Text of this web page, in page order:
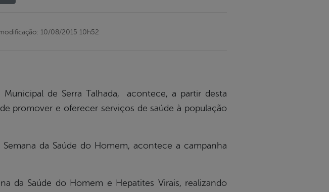
10/08/2015 10h52
de Serra Talhada, acontece, a partir desta
promover e oferecer serviços de saúde à população
da Saúde do Homem, acontece a campanha
da Saúde do Homem e Hepatites Virais, realizando